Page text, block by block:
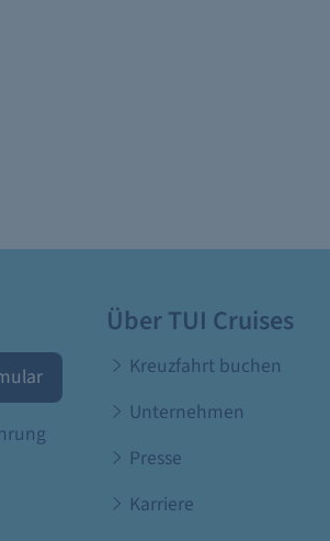
Über TUI Cruises
Kreuzfahrt buchen
Unternehmen
Presse
Karriere